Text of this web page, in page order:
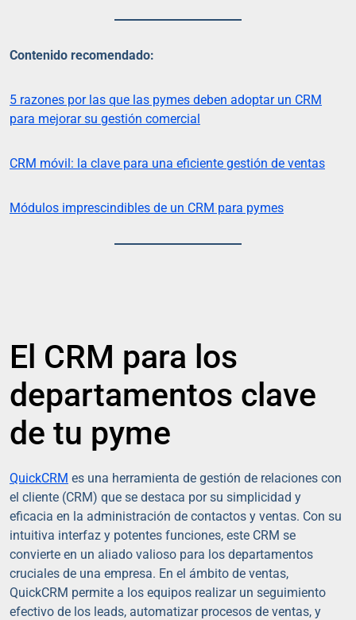
Contenido recomendado:
5 razones por las que las pymes deben adoptar un CRM
para mejorar su gestión comercial
CRM móvil: la clave para una eficiente gestión de ventas
Módulos imprescindibles de un CRM para pymes
El CRM para los
departamentos clave
de tu pyme
QuickCRM es una herramienta de gestión de relaciones con
el cliente (CRM) que se destaca por su simplicidad y
eficacia en la administración de contactos y ventas. Con su
intuitiva interfaz y potentes funciones, este CRM se
convierte en un aliado valioso para los departamentos
cruciales de una empresa. En el ámbito de ventas,
QuickCRM permite a los equipos realizar un seguimiento
efectivo de los leads, automatizar procesos de ventas, y